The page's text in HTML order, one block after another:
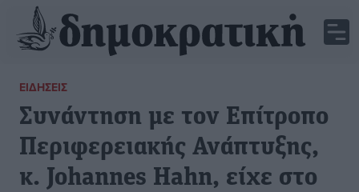
ΕΙΔΉΣΕΙΣ
Συνάντηση με τον Επίτροπο
Περιφερειακής Ανάπτυξης,
κ. Johannes Hahn, είχε στο